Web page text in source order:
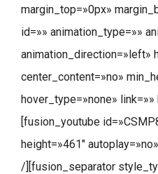
margin_top=»0px»
id=»» animation_type=»»
animation_direction=»left»
center_content=»no»
hover_type=»none»
[fusion_youtube
height=»461″
/][fusion_separator